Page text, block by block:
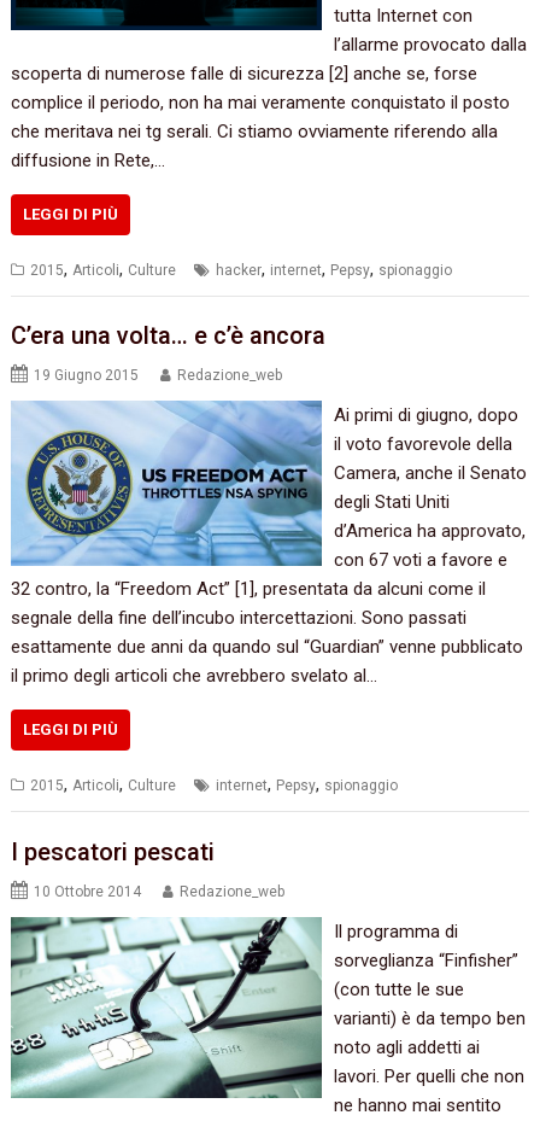
tutta Internet con
l’allarme provocato dalla
scoperta di numerose falle di sicurezza‭ [‬2‭] ‬anche se,‭ ‬forse
complice il periodo,‭ ‬non ha mai veramente conquistato il posto
che meritava nei tg serali.‭ ‬Ci stiamo ovviamente riferendo alla
diffusione in Rete,‭…
LEGGI DI PIÙ
2015, Articoli, Culture hacker, internet, Pepsy, spionaggio
C’era una volta…‭ ‬e c’è ancora
19 Giugno 2015 Redazione_web
Ai primi di giugno,‭ ‬dopo
il voto favorevole della
Camera,‭ ‬anche il Senato
degli Stati Uniti
d’America ha approvato,‭
‬con‭ ‬67‭ ‬voti a favore e‭
‬32‭ ‬contro,‭ ‬la‭ “‬Freedom Act‭” [‬1‭]‬,‭ ‬presentata da alcuni come il
segnale della fine dell’incubo intercettazioni.‭ ‬Sono passati
esattamente due anni da quando sul‭ “‬Guardian‭” ‬venne pubblicato
il primo degli articoli che avrebbero svelato al…
LEGGI DI PIÙ
2015,Articoli, Culture internet, Pepsy, spionaggio
I pescatori pescati
10 Ottobre 2014 Redazione_web
Il programma di
sorveglianza “Finfisher”
(con tutte le sue
varianti) è da tempo ben
noto agli addetti ai
lavori. Per quelli che non
ne hanno mai sentito